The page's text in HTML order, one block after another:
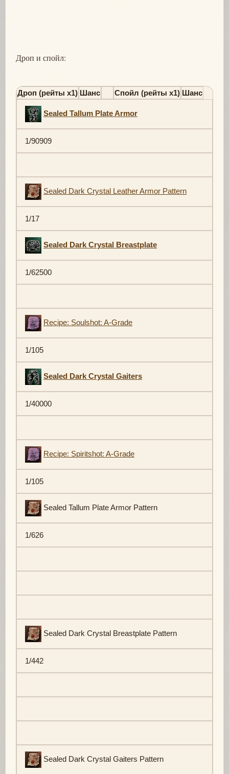
Дроп и спойл:
Дроп (рейты х1) Шанс Спойл (рейты х1) Шанс
Sealed Tallum Plate Armor
1/90909
Sealed Dark Crystal Leather Armor Pattern
1/17
Sealed Dark Crystal Breastplate
1/62500
Recipe: Soulshot: A-Grade
1/105
Sealed Dark Crystal Gaiters
1/40000
Recipe: Spiritshot: A-Grade
1/105
Sealed Tallum Plate Armor Pattern
1/626
Sealed Dark Crystal Breastplate Pattern
1/442
Sealed Dark Crystal Gaiters Pattern